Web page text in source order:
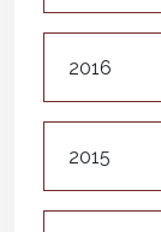
2016
2015